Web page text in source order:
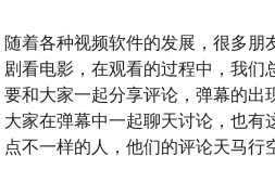
随着各种视频软件的发展，很多朋
剧看电影，在观看的过程中，我们
要和大家一起分享评论，弹幕的出
大家在弹幕中一起聊天讨论，也有
点不一样的人，他们的评论天马行